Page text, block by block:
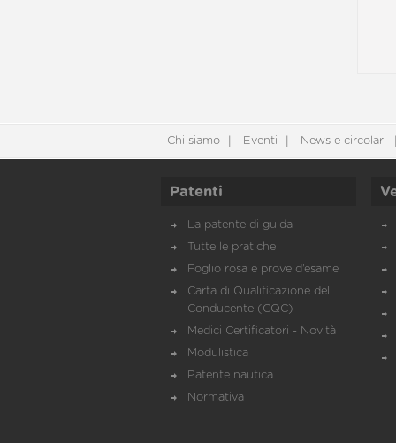
Chi siamo Eventi News e circolari
Patenti
La patente di guida
Tutte le pratiche
Foglio rosa e prove d’esame
Carta di Qualificazione del
Conducente (CQC)
Medici Certificatori - Novità
Modulistica
Patente nautica
Normativa